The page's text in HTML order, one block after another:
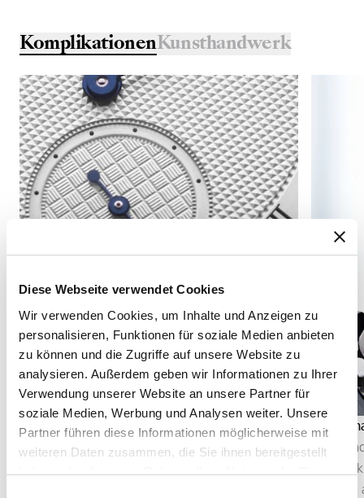
Diese Webseite verwendet Cookies
Wir verwenden Cookies, um Inhalte und Anzeigen zu
personalisieren, Funktionen für soziale Medien anbieten
zu können und die Zugriffe auf unsere Website zu
analysieren. Außerdem geben wir Informationen zu Ihrer
Verwendung unserer Website an unsere Partner für
soziale Medien, Werbung und Analysen weiter. Unsere
Partner führen diese Informationen möglicherweise mit
weiteren Daten zusammen, die Sie ihnen bereitgestellt
haben oder die sie im Rahmen Ihrer Nutzung der Dienste
KomplikationenKunsthandwerk
Sekundenanzeige
Die Sekundenanzeige ermöglicht es, den Ablauf
Die